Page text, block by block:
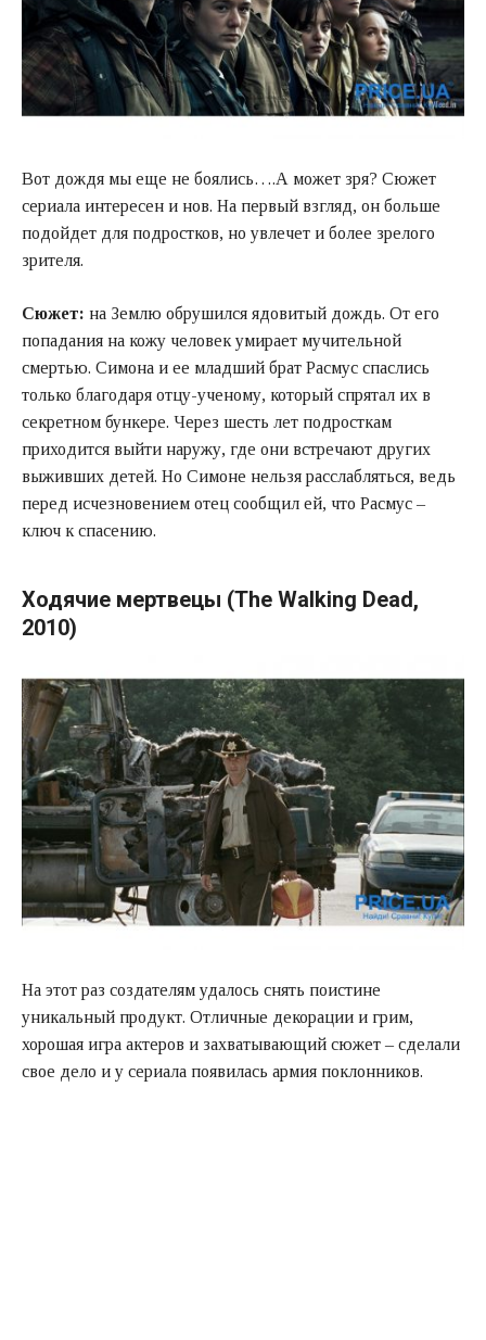
Вот дождя мы еще не боялись….А может зря? Сюжет
сериала интересен и нов. На первый взгляд, он больше
подойдет для подростков, но увлечет и более зрелого
зрителя.
Сюжет: на Землю обрушился ядовитый дождь. От его
попадания на кожу человек умирает мучительной
смертью. Симона и ее младший брат Расмус спаслись
только благодаря отцу-ученому, который спрятал их в
секретном бункере. Через шесть лет подросткам
приходится выйти наружу, где они встречают других
выживших детей. Но Симоне нельзя расслабляться, ведь
перед исчезновением отец сообщил ей, что Расмус –
ключ к спасению.
Ходячие мертвецы (The Walking Dead,
2010)
На этот раз создателям удалось снять поистине
уникальный продукт. Отличные декорации и грим,
хорошая игра актеров и захватывающий сюжет – сделали
свое дело и у сериала появилась армия поклонников.